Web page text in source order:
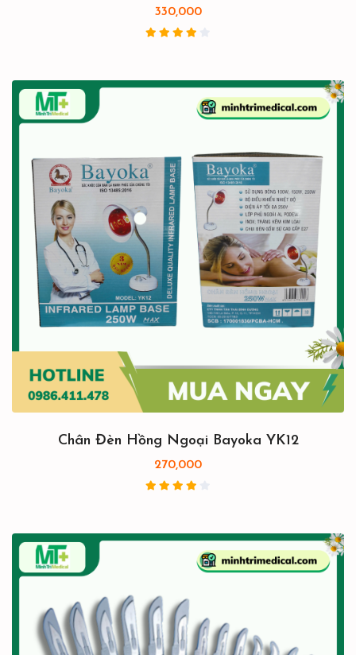
330,000
Chân Đèn Hồng Ngoại Bayoka YK12
270,000